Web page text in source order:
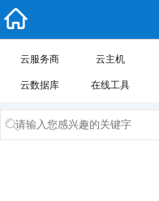
云服务商 云主机
云数据库 在线工具